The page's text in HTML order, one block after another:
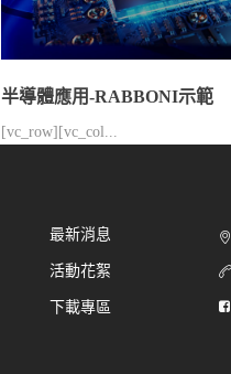
半導體應用-RABBONI示範
[vc_row][vc_col...
最新消息
活動花絮
下載專區